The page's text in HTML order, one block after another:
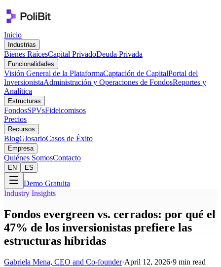
Inicio
Industrias
Bienes RaícesCapital PrivadoDeuda Privada
Funcionalidades
Visión General de la PlataformaCaptación de CapitalPortal del
InversionistaAdministración y Operaciones de FondosReportes y
Analítica
Estructuras
FondosSPVsFideicomisos
Precios
Recursos
BlogGlosarioCasos de Éxito
Empresa
Quiénes SomosContacto
EN ES
Demo Gratuita
Industry Insights
Fondos evergreen vs. cerrados: por qué el
47% de los inversionistas prefiere las
estructuras híbridas
Gabriela Mena, CEO and Co-founder·April 12, 2026·9 min read